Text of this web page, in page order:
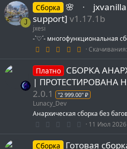
0
з
в
з
д
J
Сборка
🌸⠀ ∙⠀
support] v1.17.1b
jxesi
-`♡´- многофункциональная
5
0
з
в
ё
з
Скачивания
Платно СБОРКА
| ПРОТЕСТИРОВАНА
2.0.1
"2 999.00" ₽
Lunacy_Dev
Анархическая сборка без
0
0
11 Июл 2026
Сборка
Готовая